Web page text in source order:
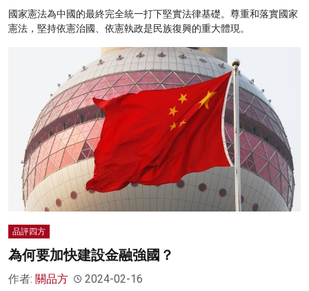
國家憲法為中國的最終完全統一打下堅實法律基礎。尊重和落實國家
憲法，堅持依憲治國、依憲執政是民族復興的重大體現。
品評四方
為何要加快建設金融強國？
作者: 關品方 2024-02-16